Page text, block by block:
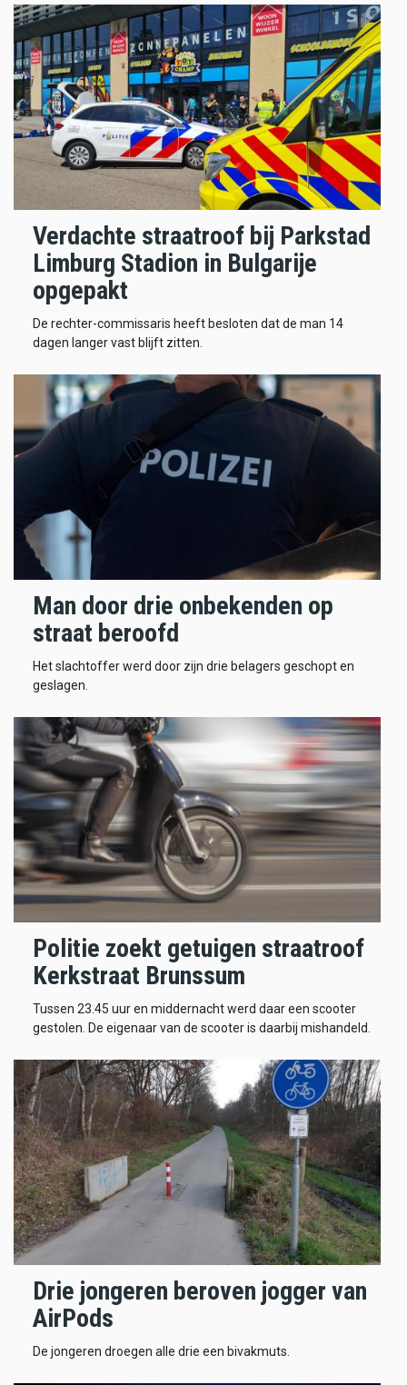
Verdachte straatroof bij Parkstad
Limburg Stadion in Bulgarije
opgepakt
De rechter-commissaris heeft besloten dat de man 14
dagen langer vast blijft zitten.
Man door drie onbekenden op
straat beroofd
Het slachtoffer werd door zijn drie belagers geschopt en
geslagen.
Politie zoekt getuigen straatroof
Kerkstraat Brunssum
Tussen 23.45 uur en middernacht werd daar een scooter
gestolen. De eigenaar van de scooter is daarbij mishandeld.
Drie jongeren beroven jogger van
AirPods
De jongeren droegen alle drie een bivakmuts.